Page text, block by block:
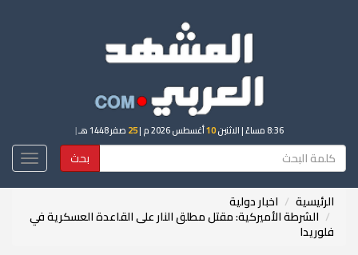
8:36 مساءً | الاثنين10أغسطس 2026 م | 25 صفر 1448 هـ |
بحث
الرئيسية اخبار دولية
الشرطة الأميركية: مقتل مطلق النار على القاعدة العسكرية في
فلوريدا